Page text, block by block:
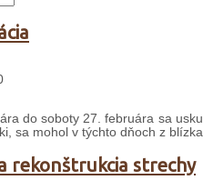
do soboty 27. februára sa
sa mohol v týchto dňoch z
rekonštrukcia strechy